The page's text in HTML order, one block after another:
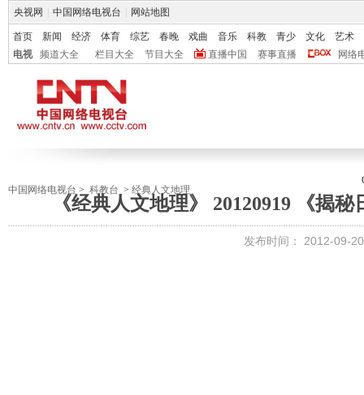
央视网 中国网络电视台 网站地图
首页 新闻 经济 体育 综艺 春晚 戏曲 音乐 科教 青少 文化
艺术
电视
频道大全 栏目大全 节目大全 直播中国 赛事直播 网络
中国网络电视台 > 科教台 > 经典人文地理
《经典人文地理》 20120919 《揭
发布时间： 2012-09-